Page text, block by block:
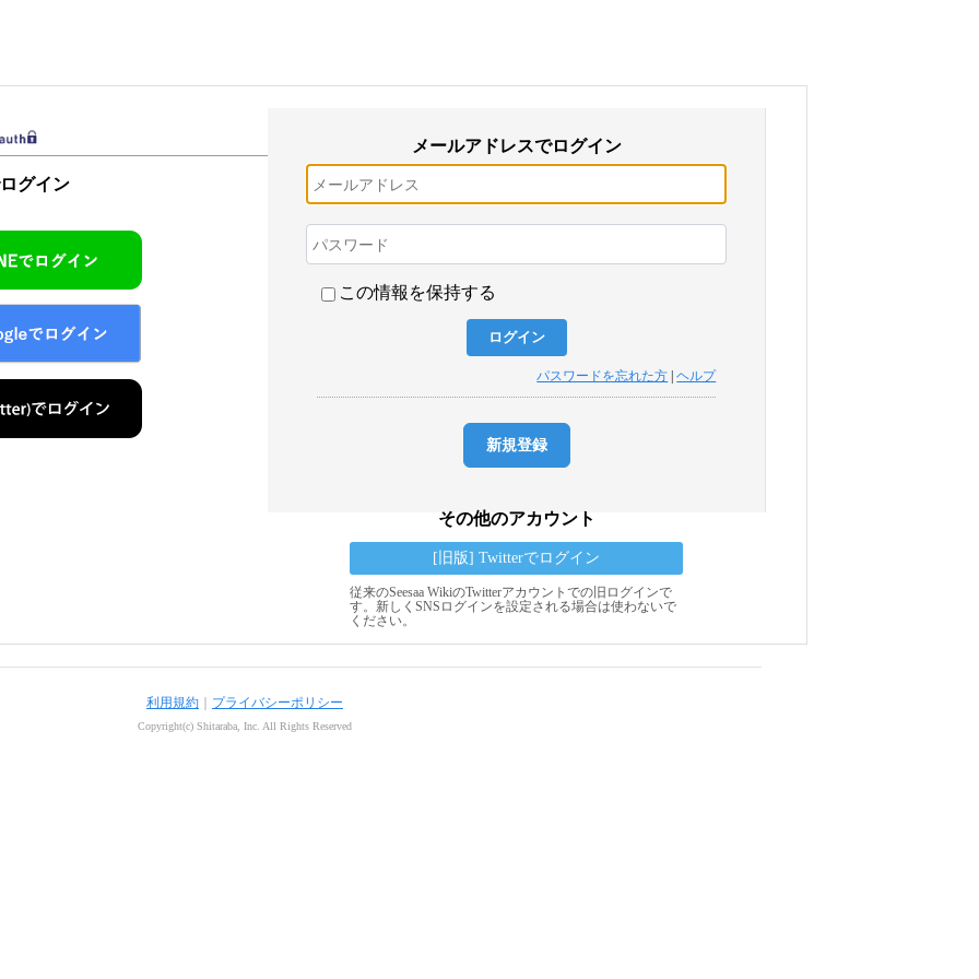
グイン
メールアドレスでログイン
この情報を保持する
パスワードを忘れた方 |ヘルプ
新規登録
その他のアカウント
[旧版] Twitterでログイン
従来のSeesaa WikiのTwitterアカウントでの旧ログインで
す。新しくSNSログインを設定される場合は使わないで
ください。
利用規約 プライバシーポリシー
Copyright(c) Shitaraba, Inc. All Rights Reserved